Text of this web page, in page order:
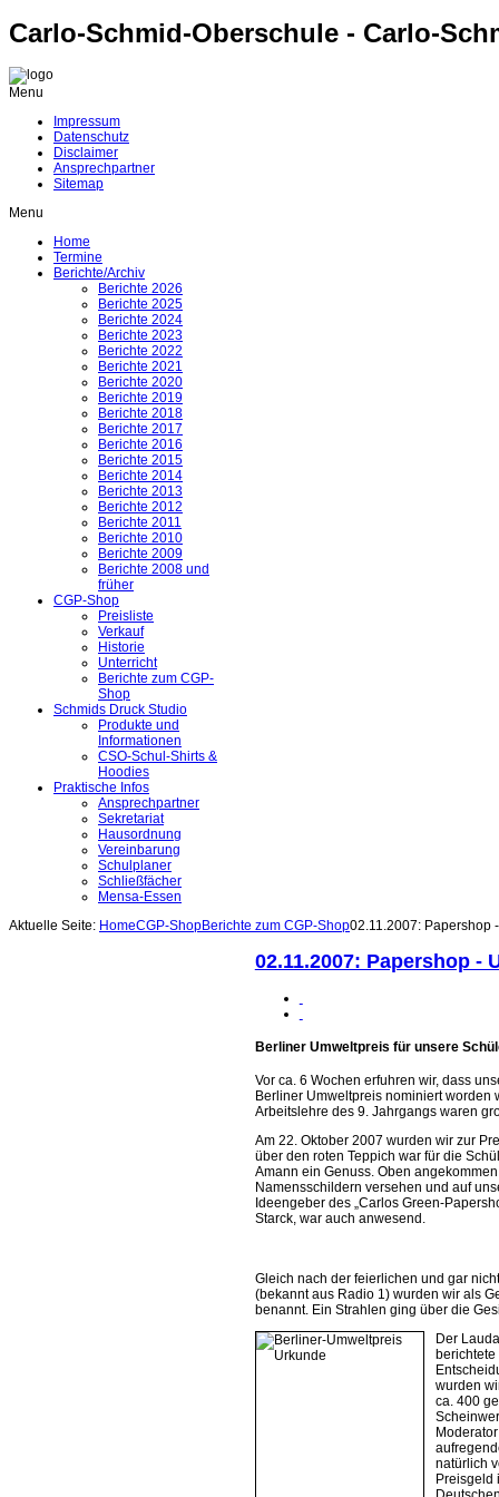
Carlo-Schmid-Oberschule - Carlo-
Menu
Impressum
Datenschutz
Disclaimer
Ansprechpartner
Sitemap
Menu
Home
Termine
Berichte/Archiv
Berichte 2026
Berichte 2025
Berichte 2024
Berichte 2023
Berichte 2022
Berichte 2021
Berichte 2020
Berichte 2019
Berichte 2018
Berichte 2017
Berichte 2016
Berichte 2015
Berichte 2014
Berichte 2013
Berichte 2012
Berichte 2011
Berichte 2010
Berichte 2009
Berichte 2008 und
früher
CGP-Shop
Preisliste
Verkauf
Historie
Unterricht
Berichte zum CGP-
Shop
Schmids Druck Studio
Produkte und
Informationen
CSO-Schul-Shirts &
Hoodies
Praktische Infos
Ansprechpartner
Sekretariat
Hausordnung
Vereinbarung
Schulplaner
Schließfächer
Mensa-Essen
Aktuelle Seite: HomeCGP-ShopBerichte zum CGP-Shop02.11.2007: Papershop
02.11.2007: Papershop -
Berliner Umweltpreis für unsere
Vor ca. 6 Wochen erfuhren wir, dass
Berliner Umweltpreis nominiert worden
Arbeitslehre des 9. Jahrgangs waren
Am 22. Oktober 2007 wurden wir zur
über den roten Teppich war für die
Amann ein Genuss. Oben
Namensschildern versehen und auf
Ideengeber des „Carlos Green-
Starck, war auch anwesend.
Gleich nach der feierlichen und gar
(bekannt aus Radio 1) wurden wir als
benannt. Ein Strahlen ging über die
Der
wurden
ca. 400
natürlich
Preisgeld